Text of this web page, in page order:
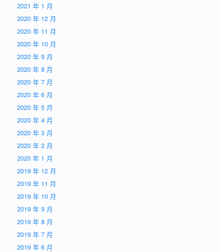
2021 年 1 月
2020 年 12 月
2020 年 11 月
2020 年 10 月
2020 年 9 月
2020 年 8 月
2020 年 7 月
2020 年 6 月
2020 年 5 月
2020 年 4 月
2020 年 3 月
2020 年 2 月
2020 年 1 月
2019 年 12 月
2019 年 11 月
2019 年 10 月
2019 年 9 月
2019 年 8 月
2019 年 7 月
2019 年 6 月